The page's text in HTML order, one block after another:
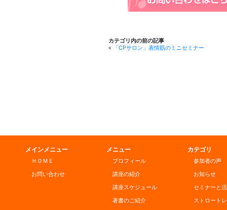
カテゴリ内の前の記事
«
「CPサロン」表情筋のミニセミナー
メインメニュー
ＨＯＭＥ
お問い合わせ
メニュー
プロフィール
講座の紹介
講座スケジュール
著書のご紹介
カテゴリ
参加者の声
お知らせ
セミナーと
ストロート